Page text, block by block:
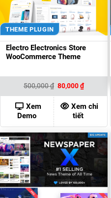
THEME PLUGIN
Electro Electronics Store
WooCommerce Theme
500,000₫ Giá
gốc
là:
500,000 ₫.
80,000₫Giá
hiện
tại
là:
80,000 ₫.
Xem
Demo
Xem chi
tiết